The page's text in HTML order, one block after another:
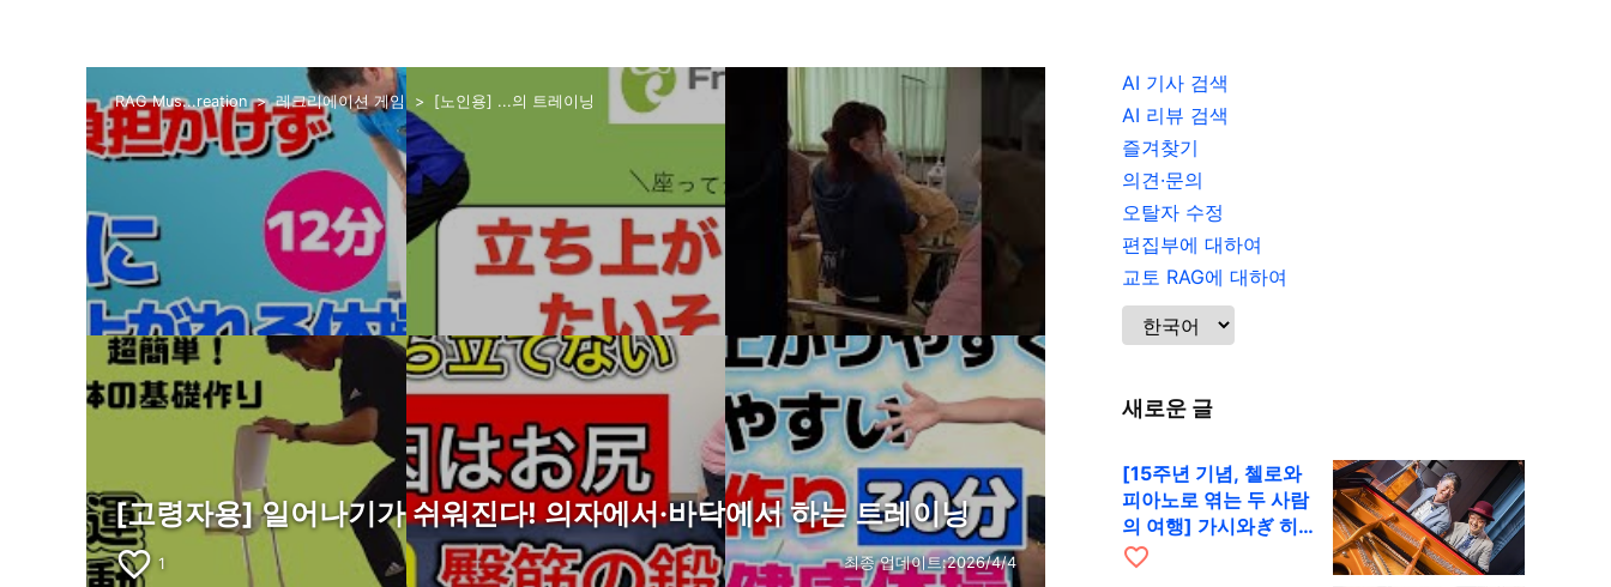
RAG Mus...reation 레크리에이션 게임 [노인용] ...의 트레이닝
[고령자용] 일어나기가 쉬워진다! 의자에서·바닥에서 하는 트레이닝
favorite_border 1 최종 업데이트:2026/4/4
AI 기사 검색
AI 리뷰 검색
즐겨찾기
의견·문의
오탈자 수정
편집부에 대하여
교토 RAG에 대하여
새로운 글
[15주년 기념, 첼로와
피아노로 엮는 두 사람
의 여행] 가시와ぎ 히
로키 & 미쓰다 겐이치
favorite_border